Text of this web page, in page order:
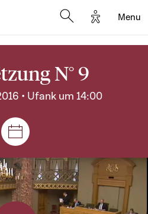
Options
Menu
N° 9
• Ufank um 14:00
Sëtzungen a Reuniounen